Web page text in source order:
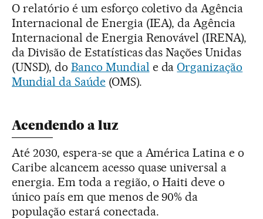
O relatório é um esforço coletivo da Agência
Internacional de Energia (IEA), da Agência
Internacional de Energia Renovável (IRENA),
da Divisão de Estatísticas das Nações Unidas
(UNSD), do Banco Mundial e da Organização
Mundial da Saúde(OMS).
Acendendo a luz
Até 2030, espera-se que a América Latina e o
Caribe alcancem acesso quase universal a
energia. Em toda a região, o Haiti deve o
único país em que menos de 90% da
população estará conectada.